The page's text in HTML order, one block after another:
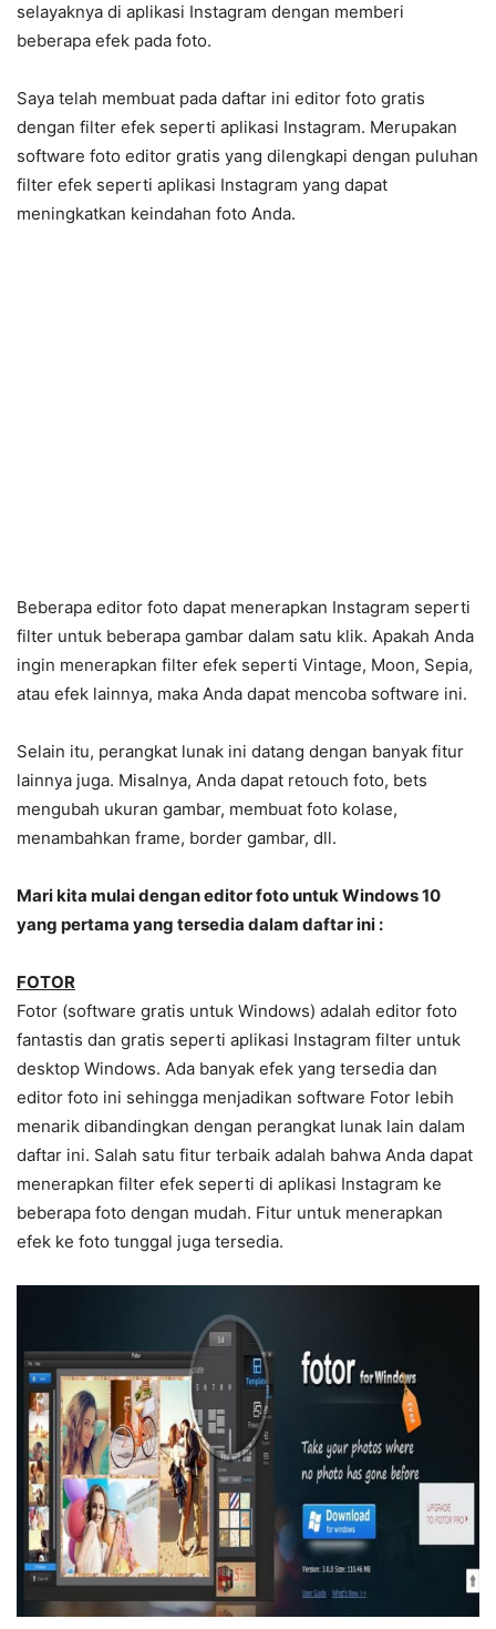
selayaknya di aplikasi Instagram dengan memberi
beberapa efek pada foto.
Saya telah membuat pada daftar ini editor foto gratis
dengan filter efek seperti aplikasi Instagram. Merupakan
software foto editor gratis yang dilengkapi dengan puluhan
filter efek seperti aplikasi Instagram yang dapat
meningkatkan keindahan foto Anda.
Beberapa editor foto dapat menerapkan Instagram seperti
filter untuk beberapa gambar dalam satu klik. Apakah Anda
ingin menerapkan filter efek seperti Vintage, Moon, Sepia,
atau efek lainnya, maka Anda dapat mencoba software ini.
Selain itu, perangkat lunak ini datang dengan banyak fitur
lainnya juga. Misalnya, Anda dapat retouch foto, bets
mengubah ukuran gambar, membuat foto kolase,
menambahkan frame, border gambar, dll.
Mari kita mulai dengan editor foto untuk Windows 10
yang pertama yang tersedia dalam daftar ini :
FOTOR
Fotor (software gratis untuk Windows) adalah editor foto
fantastis dan gratis seperti aplikasi Instagram filter untuk
desktop Windows. Ada banyak efek yang tersedia dan
editor foto ini sehingga menjadikan software Fotor lebih
menarik dibandingkan dengan perangkat lunak lain dalam
daftar ini. Salah satu fitur terbaik adalah bahwa Anda dapat
menerapkan filter efek seperti di aplikasi Instagram ke
beberapa foto dengan mudah. Fitur untuk menerapkan
efek ke foto tunggal juga tersedia.